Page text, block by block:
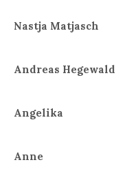
Nastja Matjasch
Andreas Hegewald
Angelika
Anne